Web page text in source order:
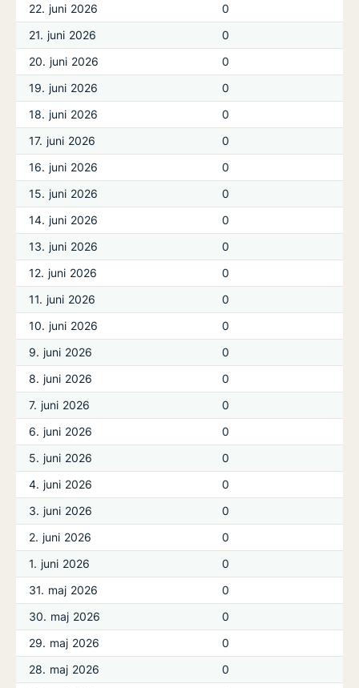
22. juni 2026
0
21. juni 2026
0
20. juni 2026
0
19. juni 2026
0
18. juni 2026
0
17. juni 2026
0
16. juni 2026
0
15. juni 2026
0
14. juni 2026
0
13. juni 2026
0
12. juni 2026
0
11. juni 2026
0
10. juni 2026
0
9. juni 2026
0
8. juni 2026
0
7. juni 2026
0
6. juni 2026
0
5. juni 2026
0
4. juni 2026
0
3. juni 2026
0
2. juni 2026
0
1. juni 2026
0
31. maj 2026
0
30. maj 2026
0
29. maj 2026
0
28. maj 2026
0